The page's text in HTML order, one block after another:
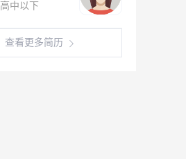
高中以下
查看更多简历